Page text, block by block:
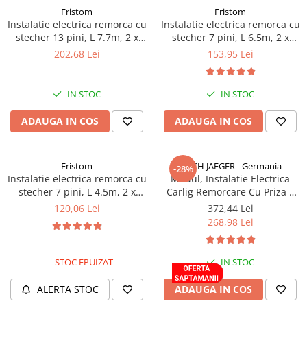
Comutatoare si intrerupatoare
auto
Conectori Cabluri si Izolatie Auto
Prize bricheta & USB
Conectori instalatii electrice auto,
camion si remorca
Mufe si conectori auto etansi
Prize si conectori alimentare 2/3
Prize, stechere si adaptoare
remorca N/S, 7/15 Pini
Relee auto
Fristom
Instalatie electrica remorca cu
stecher 13 pini, L 7.7m, 2 x
mufa 5 pini baioneta, 2 x 5.3m
202,68 Lei
IN STOC
ADAUGA IN COS
Fristom
Instalatie electrica remorca cu
stecher 7 pini, L 6.5m, 2 x
mufa 5 pini baioneta, 2 x 4.1m
153,95 Lei
IN STOC
ADAUGA IN COS
Fristom
Instalatie electrica remorca cu
stecher 7 pini, L 4.5m, 2 x
mufa 5 pini baioneta, 2 x 2.5m
120,06 Lei
STOC EPUIZAT
ALERTA STOC
-28%
ERICH JAEGER - Germania
Modul, Instalatie Electrica
Carlig Remorcare Cu Priza 7
Pini - Protectie Can-Bus
372,44 Lei
268,98 Lei
IN STOC
ADAUGA IN COS